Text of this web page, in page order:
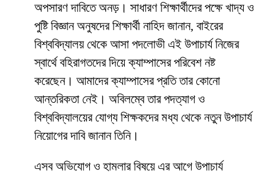
অপসারণ দাবিতে অনড়। সাধারণ শিক্ষার্থীদের পক্ষে খাদ্য ও
পুষ্টি বিজ্ঞান অনুষদের শিক্ষার্থী নাহিদ জানান, বাইরের
বিশ্ববিদ্যালয় থেকে আসা পদলোভী এই উপাচার্য নিজের
স্বার্থে বহিরাগতদের দিয়ে ক্যাম্পাসের পরিবেশ নষ্ট
করেছেন। আমাদের ক্যাম্পাসের প্রতি তার কোনো
আন্তরিকতা নেই। অবিলম্বে তার পদত্যাগ ও
বিশ্ববিদ্যালয়ের যোগ্য শিক্ষকদের মধ্য থেকে নতুন উপাচার্য
নিয়োগের দাবি জানান তিনি।
​এসব অভিযোগ ও হামলার বিষয়ে এর আগে উপাচার্য